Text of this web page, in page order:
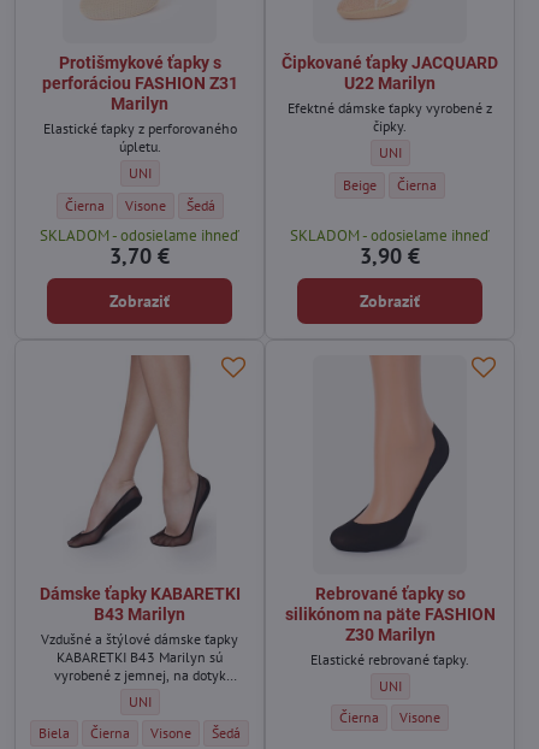
Protišmykové ťapky s
perforáciou FASHION Z31
Marilyn
Elastické ťapky z perforovaného
úpletu.
Protišmykové ťapky s perforáciou FASHION Z31 Marilyn - Veľkosť:
UNI
Protišmykové ťapky s perforáciou FASHION Z31 Marilyn - Farba:
Čierna Protišmykové ťapky s perforáciou FASHION Z31 Marilyn - Farba:
Visone Protišmykové ťapky s perforáciou FASHION Z31 Marilyn -
Šedá
SKLADOM - odosielame ihneď
3,70 €
Zobraziť
Čipkované ťapky JACQUARD
U22 Marilyn
Efektné dámske ťapky vyrobené z
čipky.
Čipkované ťapky
UNI
Čipkované ťapky JACQUARD
Beige Čipkované ťapky
Čierna
SKLADOM - odosielame ihneď
3,90 €
Zobraziť
Dámske ťapky KABARETKI
B43 Marilyn
Vzdušné a štýlové dámske ťapky
KABARETKI B43 Marilyn sú
vyrobené z jemnej, na dotyk
Dámske ťapky KABARETKI B43 Marilyn - Veľkosť:
UNI
Dámske ťapky KABARETKI B43 Marilyn - Farba:
Biela Dámske ťapky KABARETKI B43 Marilyn - Farba:
Čierna Dámske ťapky KABARETKI B43 Marilyn - Farba:
Visone Dámske ťapky KABARETKI B43 Marilyn - Farba:
Šedá
Rebrované ťapky so
silikónom na päte FASHION
Z30 Marilyn
Elastické rebrované ťapky.
Rebrované ťapky so
UNI
Rebrované ťapky so silikónom
Čierna Rebrované ťapky so
Visone